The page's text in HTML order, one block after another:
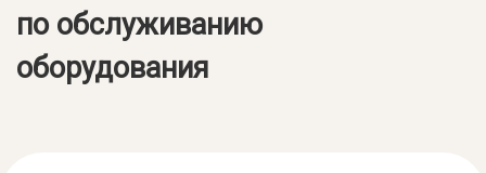
по обслуживанию
оборудования